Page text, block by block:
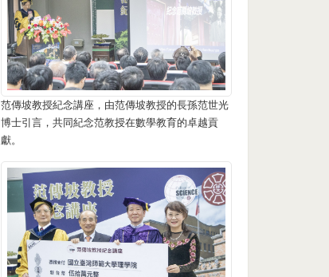
范傳坡教授紀念講座，由范傳坡教授的長孫范世光
博士引言，共同紀念范教授在數學教育的卓越貢
獻。